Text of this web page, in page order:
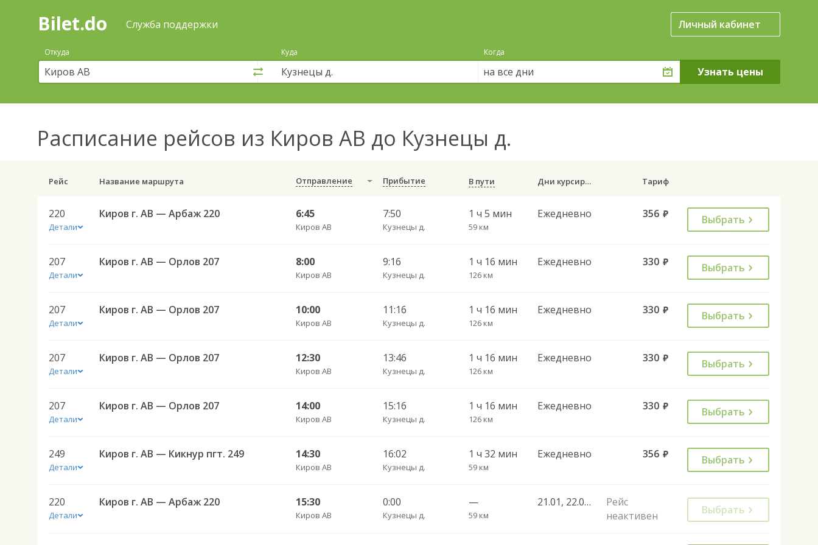
Поиск
покупка
билетов
автобус
онлайн
Bilet.do Служба поддержки Личный кабинет
Откуда Куда Когда
на все дни
Расписание рейсов из Киров АВ до Кузнецы д.
Рейс Название маршрута Отправление Прибытие В пути Дни курсирования Тариф
220
Детали
Киров г. АВ — Арбаж 220 6:45
Киров АВ
7:50
Кузнецы д.
1 ч 5 мин
59 км
Ежедневно 356 руб. Выбрать
207
Детали
Киров г. АВ — Орлов 207 8:00
Киров АВ
9:16
Кузнецы д.
1 ч 16 мин
126 км
Ежедневно 330 руб. Выбрать
207
Детали
Киров г. АВ — Орлов 207 10:00
Киров АВ
11:16
Кузнецы д.
1 ч 16 мин
126 км
Ежедневно 330 руб. Выбрать
207
Детали
Киров г. АВ — Орлов 207 12:30
Киров АВ
13:46
Кузнецы д.
1 ч 16 мин
126 км
Ежедневно 330 руб. Выбрать
207
Детали
Киров г. АВ — Орлов 207 14:00
Киров АВ
15:16
Кузнецы д.
1 ч 16 мин
126 км
Ежедневно 330 руб. Выбрать
249
Детали
Киров г. АВ — Кикнур пгт. 249 14:30
Киров АВ
16:02
Кузнецы д.
1 ч 32 мин
59 км
Ежедневно 356 руб. Выбрать
220
Детали
Киров г. АВ — Арбаж 220 15:30
Киров АВ
0:00
Кузнецы д.
—
59 км
21.01, 22.01, 04.02, 05.02, 18.02, 19.02, 03.03, 04.03, 17.03, 18.03, 31.03, 01.04, 14.04, 15.04, 28.04, 29.04, 12.05, 13.05, 26.05, 27.05, 09.06, 10.06, 23.06, 24.06, 07.07, 08.07, 21.07, 22.07, 04.08, 05.08, 18.08, 19.08, 01.09, 02.09, 15.09, 16.09, 29.09, 30.09, 13.10, 14.10, 27.10, 28.10, 10.11, 11.11, 24.11, 25.11, 08.12, 09.12, 22.12, 23.12
Рейс
неактивен
Выбрать